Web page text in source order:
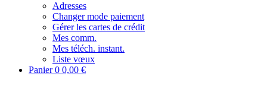
Adresses
Changer mode paiement
Gérer les cartes de crédit
Mes comm.
Mes téléch. instant.
Liste vœux
Panier0 0,00 €